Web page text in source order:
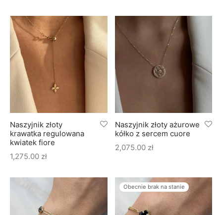
Naszyjnik złoty
krawatka regulowana
kwiatek fiore
1,275.00 zł
Naszyjnik złoty ażurowe
kółko z sercem cuore
2,075.00 zł
Obecnie brak na stanie